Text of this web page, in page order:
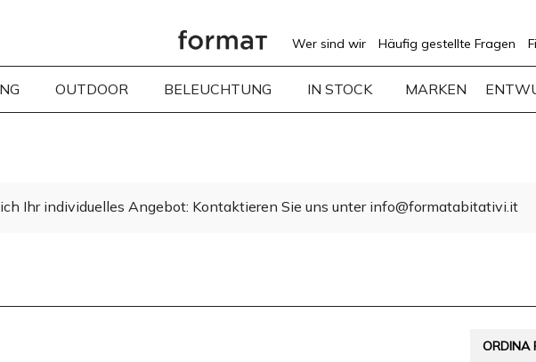
Wer sind wir Häufig gestellte Fragen
OUTDOOR BELEUCHTUNG IN STOCK MARKEN
Ihr individuelles Angebot: Kontaktieren Sie uns unter info@formatabitativi.it